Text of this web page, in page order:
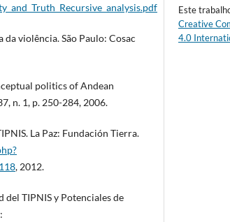
violência. São Paulo: Cosac
politics of Andean
n. 1, p. 250-284, 2006.
La Paz: Fundación Tierra.
, 2012.
TIPNIS y Potenciales de
Este
Creative
4.0